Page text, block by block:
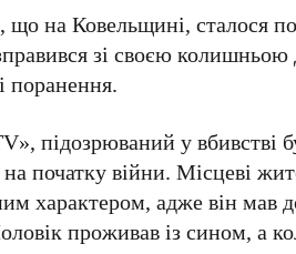
що на Ковельщині, сталося
зі своєю
поранення.
підозрюваний у вбивстві
початку війни. Місцеві
характером, адже він мав
проживав із сином, а